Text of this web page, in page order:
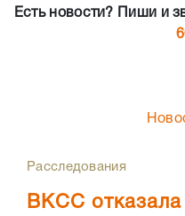
Есть новости? Пиши и
Расследования
ВКСС